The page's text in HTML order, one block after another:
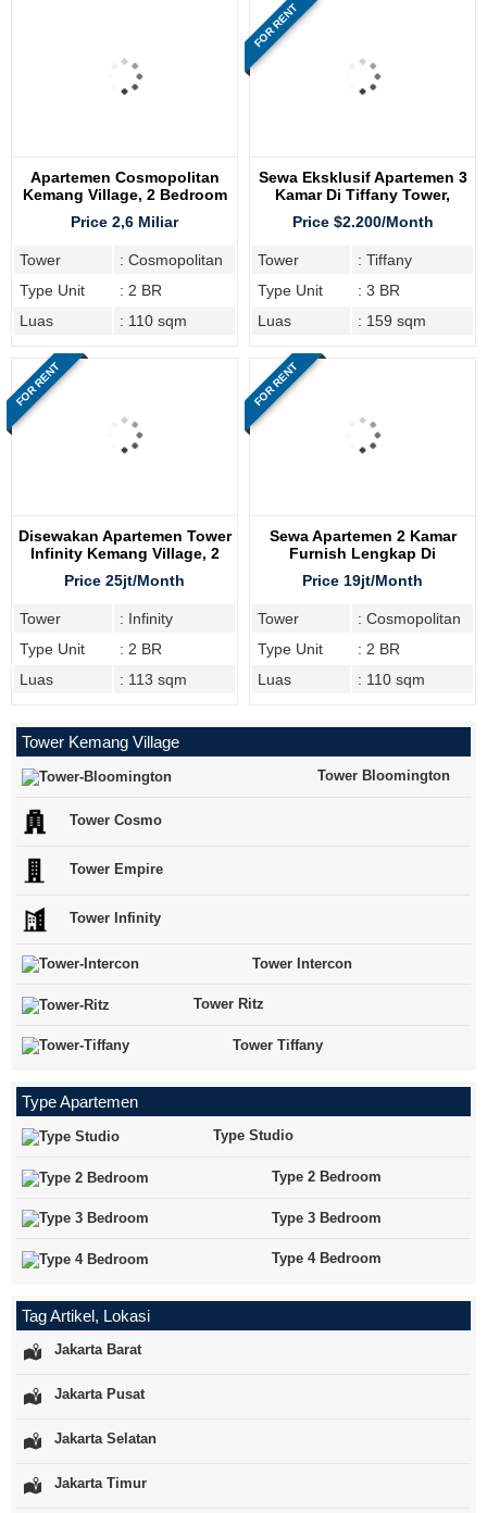
Apartemen Cosmopolitan
Kemang Village, 2 Bedroom
Price 2,6 Miliar
Tower
: Cosmopolitan
Type Unit
: 2 BR
Luas
: 110 sqm
FOR RENT
Sewa Eksklusif Apartemen 3
Kamar Di Tiffany Tower,
Kemang Village Residence
Price $2.200/Month
Tower
: Tiffany
Type Unit
: 3 BR
Luas
: 159 sqm
FOR RENT
Disewakan Apartemen Tower
Infinity Kemang Village, 2
Price 25jt/Month
Tower
: Infinity
Type Unit
: 2 BR
Luas
: 113 sqm
FOR RENT
Sewa Apartemen 2 Kamar
Furnish Lengkap Di
Price 19jt/Month
Tower
: Cosmopolitan
Type Unit
: 2 BR
Luas
: 110 sqm
Tower Kemang Village
Tower Bloomington
Tower Cosmo
Tower Empire
Tower Infinity
Tower Intercon
Tower Ritz
Tower Tiffany
Type Apartemen
Type Studio
Type 2 Bedroom
Type 3 Bedroom
Type 4 Bedroom
Tag Artikel, Lokasi
Jakarta Barat
Jakarta Pusat
Jakarta Selatan
Jakarta Timur